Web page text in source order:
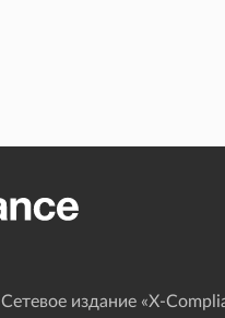
Сетевое издание «Х-